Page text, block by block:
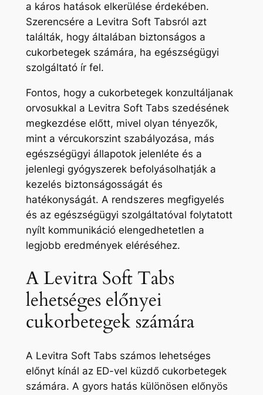
a káros hatások elkerülése érdekében.
Szerencsére a Levitra Soft Tabsról azt
találták, hogy általában biztonságos a
cukorbetegek számára, ha egészségügyi
szolgáltató ír fel.
Fontos, hogy a cukorbetegek konzultáljanak
orvosukkal a Levitra Soft Tabs szedésének
megkezdése előtt, mivel olyan tényezők,
mint a vércukorszint szabályozása, más
egészségügyi állapotok jelenléte és a
jelenlegi gyógyszerek befolyásolhatják a
kezelés biztonságosságát és
hatékonyságát. A rendszeres megfigyelés
és az egészségügyi szolgáltatóval folytatott
nyílt kommunikáció elengedhetetlen a
legjobb eredmények eléréséhez.
A Levitra Soft Tabs
lehetséges előnyei
cukorbetegek számára
A Levitra Soft Tabs számos lehetséges
előnyt kínál az ED-vel küzdő cukorbetegek
számára. A gyors hatás különösen előnyös